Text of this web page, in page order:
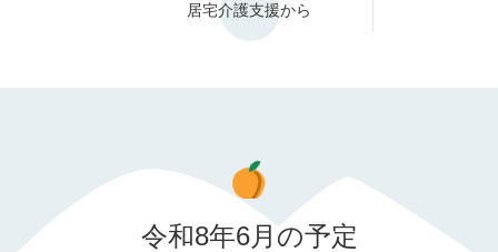
居宅介護支援から
令和8年6月の予定